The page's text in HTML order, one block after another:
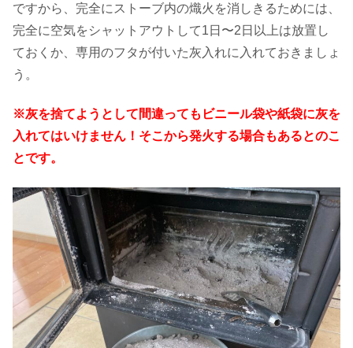
ですから、完全にストーブ内の熾火を消しきるためには、
完全に空気をシャットアウトして1日〜2日以上は放置し
ておくか、専用のフタが付いた灰入れに入れておきましょ
う。
※灰を捨てようとして間違ってもビニール袋や紙袋に灰を
入れてはいけません！そこから発火する場合もあるとのこ
とです。